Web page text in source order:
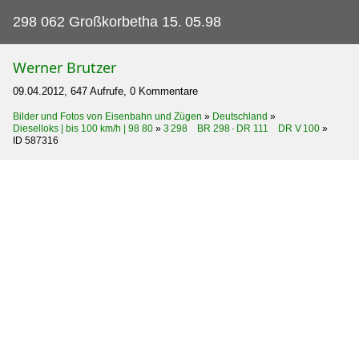
298 062 Großkorbetha 15. 05.98
Werner Brutzer
09.04.2012, 647 Aufrufe, 0 Kommentare
Bilder und Fotos von Eisenbahn und Zügen » Deutschland »
Dieselloks | bis 100 km/h | 98 80 » 3 298 BR 298 · DR 111 DR V 100 »
ID 587316